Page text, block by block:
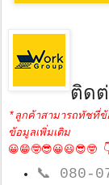
ติด
*ลูกค้าสามารถทัชที่
ข้อมูลเพิ่มเติม
😀😁🤓😎😀😃😎🤓
📞 080-